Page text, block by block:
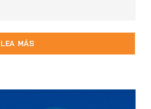
LEA MÁS